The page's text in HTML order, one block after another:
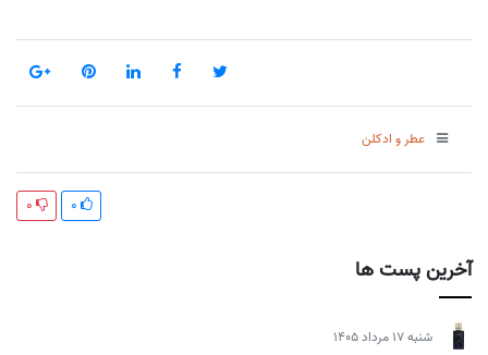
آخرین پست ها
شنبه 17 مرداد 1405
عطر و ادکلن